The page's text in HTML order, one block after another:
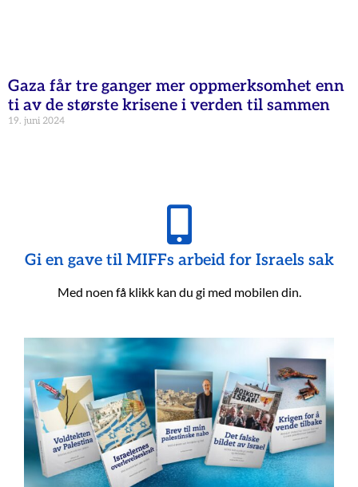
Gaza får tre ganger mer oppmerksomhet enn
ti av de største krisene i verden til sammen
19. juni 2024
Gi en gave til MIFFs arbeid for Israels sak
Med noen få klikk kan du gi med mobilen din.